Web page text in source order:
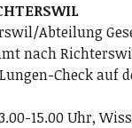
Abteilung
nach
Check auf
15.00 Uhr,